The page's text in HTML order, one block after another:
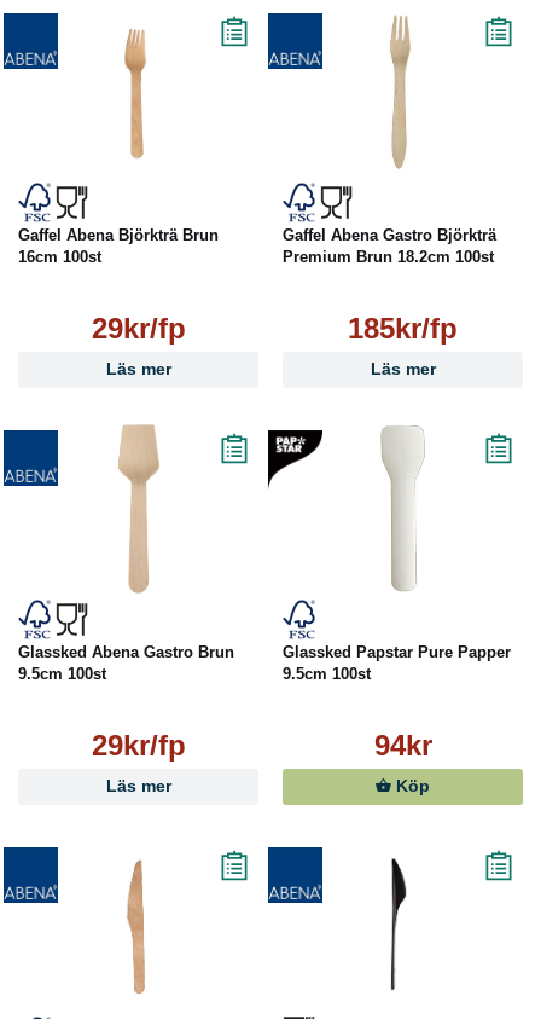
Gaffel Abena Björkträ Brun
16cm 100st
29kr/fp
Läs mer
Gaffel Abena Gastro Björkträ
Premium Brun 18.2cm 100st
185kr/fp
Läs mer
Glassked Abena Gastro Brun
9.5cm 100st
29kr/fp
Läs mer
Glassked Papstar Pure Papper
9.5cm 100st
94kr
Köp